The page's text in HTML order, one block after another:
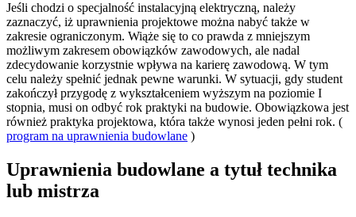
Jeśli chodzi o specjalność instalacyjną elektryczną, należy
zaznaczyć, iż uprawnienia projektowe można nabyć także w
zakresie ograniczonym. Wiąże się to co prawda z mniejszym
możliwym zakresem obowiązków zawodowych, ale nadal
zdecydowanie korzystnie wpływa na karierę zawodową. W tym
celu należy spełnić jednak pewne warunki. W sytuacji, gdy student
zakończył przygodę z wykształceniem wyższym na poziomie I
stopnia, musi on odbyć rok praktyki na budowie. Obowiązkowa jest
również praktyka projektowa, która także wynosi jeden pełni rok. (
program na uprawnienia budowlane )
Uprawnienia budowlane a tytuł technika
lub mistrza